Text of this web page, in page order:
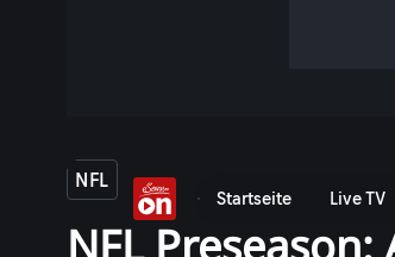
Startseite Live TV
NFL